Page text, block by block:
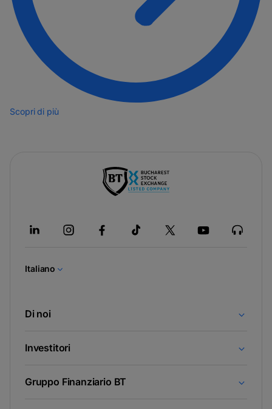
Scopri di più
apre
in
Italiano
Di noi
Investitori
Gruppo Finanziario BT